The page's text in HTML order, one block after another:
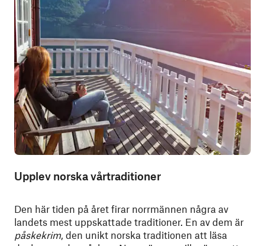
Upplev norska vårtraditioner
Den här tiden på året firar norrmännen några av
landets mest uppskattade traditioner. En av dem är
påskekrim, den unikt norska traditionen att läsa